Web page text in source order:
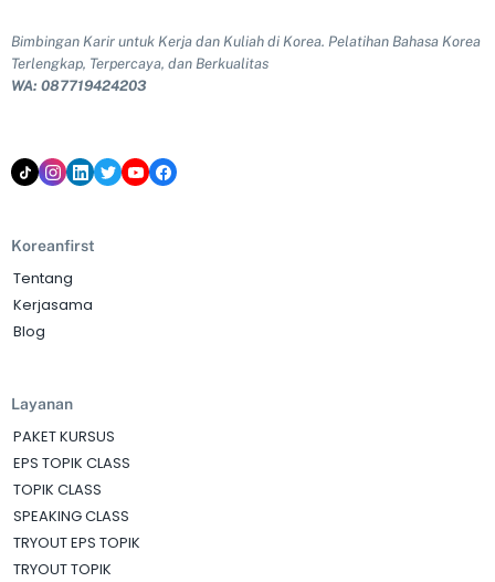
Bimbingan Karir untuk Kerja dan Kuliah di Korea. Pelatihan Bahasa Korea
Terlengkap, Terpercaya, dan Berkualitas
WA: 087719424203
Koreanfirst
Tentang
Kerjasama
Blog
Layanan
PAKET KURSUS
EPS TOPIK CLASS
TOPIK CLASS
SPEAKING CLASS
TRYOUT EPS TOPIK
TRYOUT TOPIK